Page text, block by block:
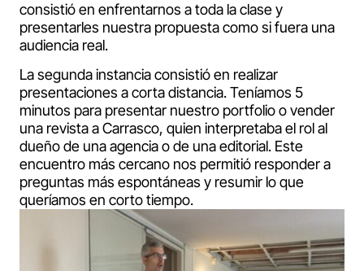
consistió en enfrentarnos a toda la clase y
presentarles nuestra propuesta como si fuera una
audiencia real.
La segunda instancia consistió en realizar
presentaciones a corta distancia. Teníamos 5
minutos para presentar nuestro portfolio o vender
una revista a Carrasco, quien interpretaba el rol al
dueño de una agencia o de una editorial. Este
encuentro más cercano nos permitió responder a
preguntas más espontáneas y resumir lo que
queríamos en corto tiempo.